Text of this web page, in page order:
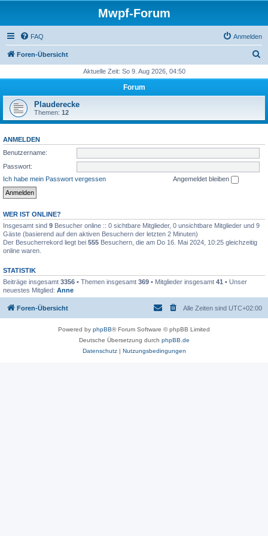
Mwpf-Forum
FAQ Anmelden
Foren-Übersicht
h
Aktuelle Zeit: So 9. Aug 2026, 04:50
Forum
Plauderecke
Themen: 12
ANMELDEN
Benutzername:
Passwort:
Ich habe mein Passwort vergessen
Angemeldet bleiben
WER IST ONLINE?
Insgesamt sind 9 Besucher online :: 0 sichtbare Mitglieder, 0 unsichtbare Mitglieder und 9
Gäste (basierend auf den aktiven Besuchern der letzten 2 Minuten)
Der Besucherrekord liegt bei 555 Besuchern, die am Do 16. Mai 2024, 10:25 gleichzeitig
online waren.
STATISTIK
Beiträge insgesamt 3356 • Themen insgesamt 369 • Mitglieder insgesamt 41 • Unser
neuestes Mitglied: Anne
Foren-Übersicht Alle Zeiten sind UTC+02:00
Powered by phpBB® Forum Software © phpBB Limited
Deutsche Übersetzung durch phpBB.de
Datenschutz| Nutzungsbedingungen